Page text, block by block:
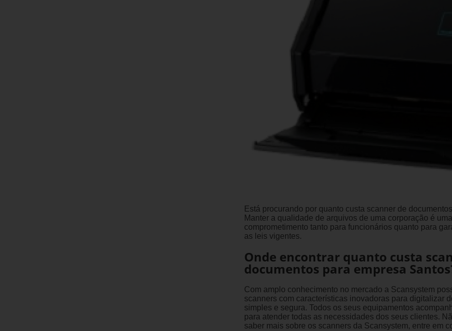
Está procurando por quanto custa scanner de
Manter a qualidade de arquivos de uma corporação é
comprometimento tanto para funcionários quanto para
as leis vigentes.
Onde encontrar quanto custa
documentos para empresa
Com amplo conhecimento no mercado a Scansystem
scanners com características inovadoras para digitalizar
simples e segura. Todos os seus equipamentos
para atender todas as necessidades dos seus clientes.
saber mais sobre os scanners da Scansystem, entre em